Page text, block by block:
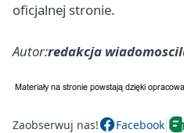
oficjalnej stronie.
Autor:redakcja
Zaobserwuj nas! Facebook